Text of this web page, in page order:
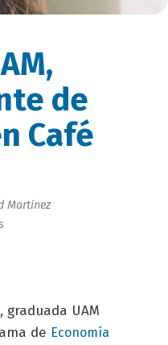
de
Café
Martinez
, graduada UAM
de Economía